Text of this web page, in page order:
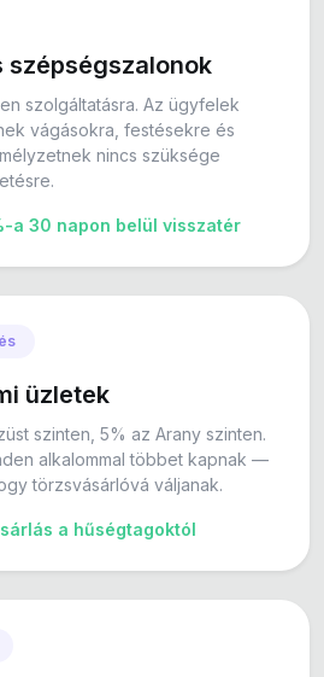
szépségszalonok
szolgáltatásra. Az ügyfelek
vágásokra, festésekre és
nincs szüksége
a 30 napon belül visszatér
üzletek
szinten, 5% az Arany szinten.
alkalommal többet kapnak —
törzsvásárlóvá váljanak.
a hűségtagoktól